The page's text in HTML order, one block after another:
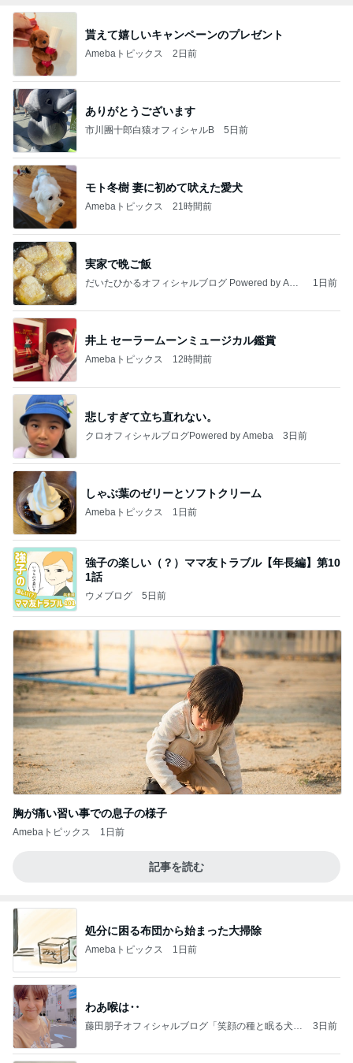
貰えて嬉しいキャンペーンのプレゼント
Amebaトピックス 2日前
ありがとうございます
市川團十郎白猿オフィシャルB 5日前
モト冬樹 妻に初めて吠えた愛犬
Amebaトピックス 21時間前
実家で晩ご飯
だいたひかるオフィシャルブログ Powered by Ame
1日前
井上 セーラームーンミュージカル鑑賞
Amebaトピックス 12時間前
悲しすぎて立ち直れない。
クロオフィシャルブログPowered by Ameba 3日前
しゃぶ葉のゼリーとソフトクリーム
Amebaトピックス 1日前
強子の楽しい（？）ママ友トラブル【年長編】第10
1話
ウメブログ 5日前
胸が痛い習い事での息子の様子
Amebaトピックス 1日前
記事を読む
処分に困る布団から始まった大掃除
Amebaトピックス 1日前
わあ喉は‥
藤田朋子オフィシャルブログ「笑顔の種と眠る犬」
3日前